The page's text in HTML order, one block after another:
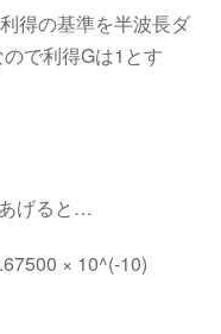
得の基準を半波長ダ
で利得Gは1とす
げると…
× 10^(-10)